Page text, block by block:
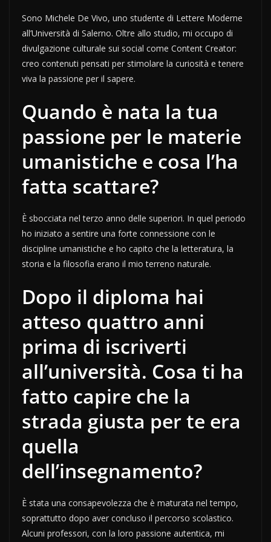
Sono Michele De Vivo, uno studente di Lettere Moderne
all’Università di Salerno. Oltre allo studio, mi occupo di
divulgazione culturale sui social come Content Creator:
creo contenuti pensati per stimolare la curiosità e tenere
viva la passione per il sapere.
Quando è nata la tua
passione per le materie
umanistiche e cosa l’ha
fatta scattare?
È sbocciata nel terzo anno delle superiori. In quel periodo
ho iniziato a sentire una forte connessione con le
discipline umanistiche e ho capito che la letteratura, la
storia e la filosofia erano il mio terreno naturale.
Dopo il diploma hai
atteso quattro anni
prima di iscriverti
all’università. Cosa ti ha
fatto capire che la
strada giusta per te era
quella
dell’insegnamento?
È stata una consapevolezza che è maturata nel tempo,
soprattutto dopo aver concluso il percorso scolastico.
Alcuni professori, con la loro passione autentica, mi